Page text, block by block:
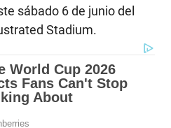
sábado 6 de junio del
Stadium.